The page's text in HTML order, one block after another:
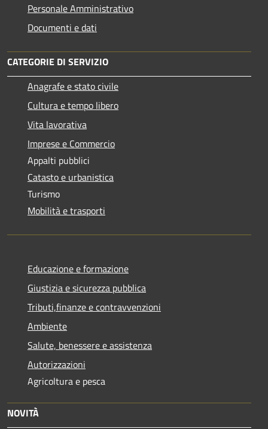
Personale Amministrativo
Documenti e dati
CATEGORIE DI SERVIZIO
Anagrafe e stato civile
Cultura e tempo libero
Vita lavorativa
Imprese e Commercio
Appalti pubblici
Catasto e urbanistica
Turismo
Mobilità e trasporti
Educazione e formazione
Giustizia e sicurezza pubblica
Tributi,finanze e contravvenzioni
Ambiente
Salute, benessere e assistenza
Autorizzazioni
Agricoltura e pesca
NOVITÀ